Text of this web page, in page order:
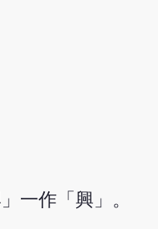
」一作「興」。